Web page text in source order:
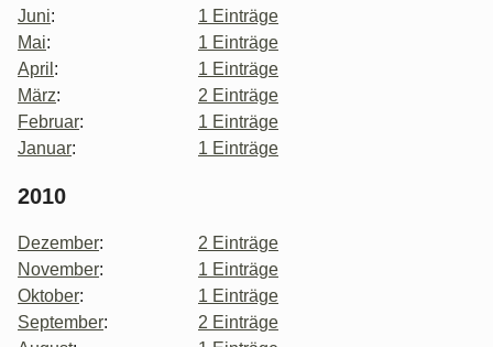
Juni:
1 Einträge
Mai:
1 Einträge
April :
1 Einträge
März:
2 Einträge
Februar:
1 Einträge
Januar: 1 Einträge
2010
Dezember:
2 Einträge
November:
1 Einträge
Oktober:
1 Einträge
September:
2 Einträge